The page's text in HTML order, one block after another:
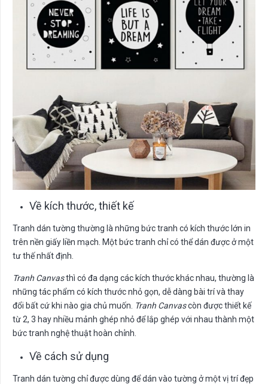
Về kích thước, thiết kế
Tranh dán tường thường là những bức tranh có kích thước lớn in
trên nền giấy liền mạch. Một bức tranh chỉ có thể dán được ở một
tư thế nhất định.
Tranh Canvasthì có đa dạng các kích thước khác nhau, thường là
những tác phẩm có kích thước nhỏ gọn, dễ dàng bài trí và thay
đổi bất cứ khi nào gia chủ muốn. Tranh Canvascòn được thiết kế
từ 2, 3 hay nhiều mảnh ghép nhỏ để lắp ghép với nhau thành một
bức tranh nghệ thuật hoàn chỉnh.
Về cách sử dụng
Tranh dán tường chỉ được dùng để dán vào tường ở một vị trí đẹp